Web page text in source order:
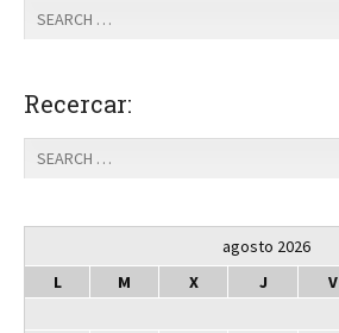
Recercar:
agosto 2026
L
M X J V